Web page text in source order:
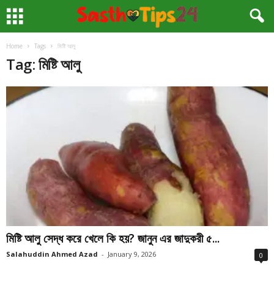
Home Tags মিষ্টি আলু
Tag: মিষ্টি আলু
মিষ্টি আলু সেদ্ধ করে খেলে কি হয়? জানুন এর জাদুকরী ৫...
Salahuddin Ahmed Azad - January 9, 2026 0